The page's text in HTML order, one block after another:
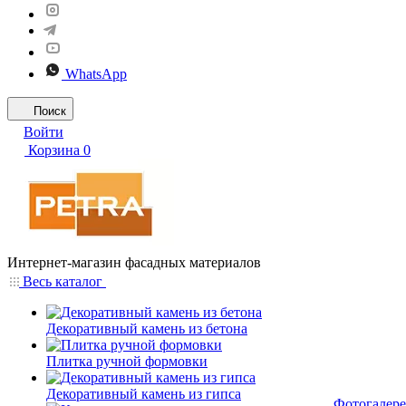
WhatsApp
Поиск
Войти
Корзина 0
Интернет-магазин фасадных материалов
Весь каталог
Декоративный камень из бетона
Плитка ручной формовки
Декоративный камень из гипса